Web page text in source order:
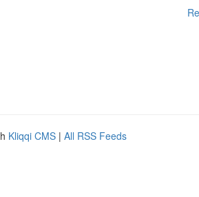
Kliqqi CMS | All RSS Feeds